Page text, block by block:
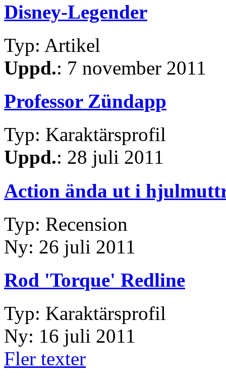
Disney-Legender
Typ: Artikel
Uppd.: 7 november 2011
Professor Zündapp
Typ: Karaktärsprofil
Uppd.: 28 juli 2011
Action ända ut i
Typ: Recension
Ny: 26 juli 2011
Rod 'Torque' Redline
Typ: Karaktärsprofil
Ny: 16 juli 2011
Fler texter